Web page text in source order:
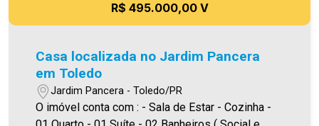
R$ 495.000,00 V
Casa localizada no Jardim Pancera
em Toledo
Jardim Pancera - Toledo/PR
O imóvel conta com : - Sala de Estar - Cozinha -